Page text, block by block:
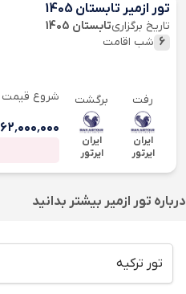
تور ازمیر تابستان 1405
تاریخ برگزاریتابستان 1405
6 شب اقامت
رفت
ایران
ایرتور
برگشت
ایران
ایرتور
شروع قیمت
۶۲٬۰۰۰٬۰۰۰
درباره تور ازمیر بیشتر بدانید
تور ترکیه